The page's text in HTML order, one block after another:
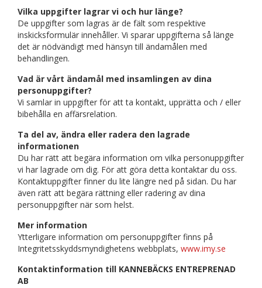
Vilka uppgifter lagrar vi och hur länge?
De uppgifter som lagras är de fält som respektive
inskicksformulär innehåller. Vi sparar uppgifterna så länge
det är nödvändigt med hänsyn till ändamålen med
behandlingen.
Vad är vårt ändamål med insamlingen av dina
personuppgifter?
Vi samlar in uppgifter för att ta kontakt, upprätta och / eller
bibehålla en affärsrelation.
Ta del av, ändra eller radera den lagrade
informationen
Du har rätt att begära information om vilka personuppgifter
vi har lagrade om dig. För att göra detta kontaktar du oss.
Kontaktuppgifter finner du lite längre ned på sidan. Du har
även rätt att begära rättning eller radering av dina
personuppgifter när som helst.
Mer information
Ytterligare information om personuppgifter finns på
Integritetsskyddsmyndighetens webbplats, www.imy.se
Kontaktinformation till KANNEBÄCKS ENTREPRENAD
AB